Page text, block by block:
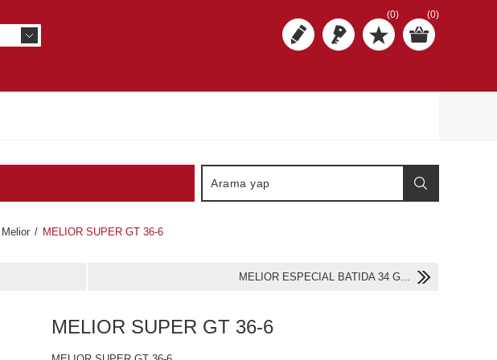
(0) (0)
Melior / MELIOR SUPER GT 36-6
MELIOR ESPECIAL BATIDA 34 G...
MELIOR SUPER GT 36-6